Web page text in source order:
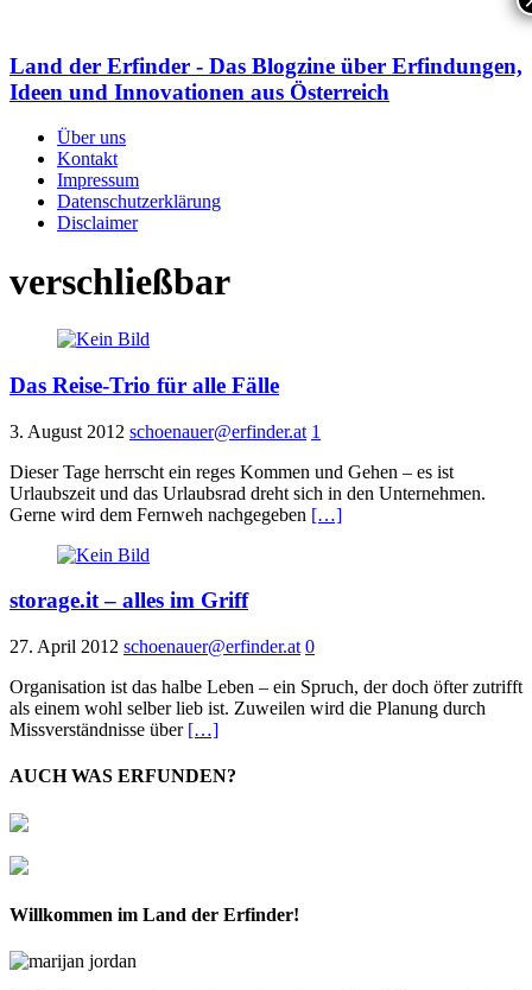
Land der Erfinder - Das Blogzine über Erfindungen,
Ideen und Innovationen aus Österreich
Über uns
Kontakt
Impressum
Datenschutzerklärung
Disclaimer
verschließbar
Das Reise-Trio für alle Fälle
3. August 2012 schoenauer@erfinder.at 1
Dieser Tage herrscht ein reges Kommen und Gehen – es ist
Urlaubszeit und das Urlaubsrad dreht sich in den Unternehmen.
Gerne wird dem Fernweh nachgegeben […]
storage.it – alles im Griff
27. April 2012 schoenauer@erfinder.at 0
Organisation ist das halbe Leben – ein Spruch, der doch öfter zutrifft
als einem wohl selber lieb ist. Zuweilen wird die Planung durch
Missverständnisse über […]
AUCH WAS ERFUNDEN?
Willkommen im Land der Erfinder!